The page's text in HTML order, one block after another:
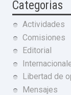
Categorias
Actividades
Comisiones
Editorial
Libertad de
Mensajes